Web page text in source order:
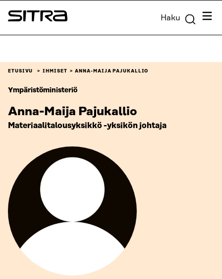
Siirry
suoraan
Sitra Haku
ETUSIVU IHMISET ANNA-MAIJA PAJUKALLIO
Ympäristöministeriö
Anna-Maija Pajukallio
Materiaalitalousyksikkö -yksikön johtaja